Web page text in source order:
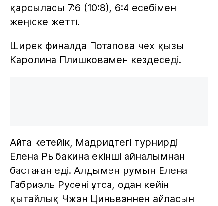
қарсыласы 7:6 (10:8), 6:4 есебімен
жеңіске жетті.
Ширек финалда Потапова чех қызы
Каролина Плишковамен кездеседі.
Айта кетейік, Мадридтегі турнирді
Елена Рыбакина екінші айналымнан
бастаған еді. Алдымен румын Елена
Габриэль Русені ұтса, одан кейін
қытайлық Чжэн Циньвэннен айласын